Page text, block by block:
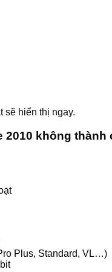
sẽ hiển thị ngay.
2010 không thành
Plus, Standard, VL…)